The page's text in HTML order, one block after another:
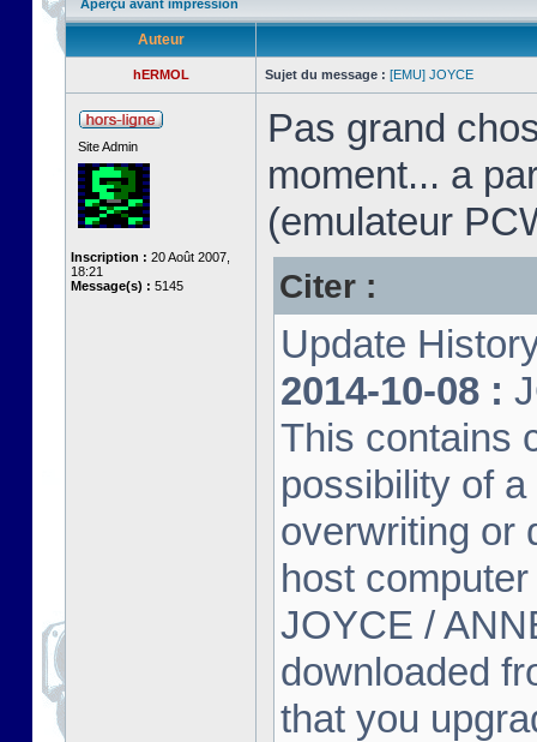
Aperçu avant impression
Auteur
hERMOL Sujet du message : [EMU] JOYCE
Site Admin
Inscription : 20 Août 2007,
18:21
Message(s) : 5145
Pas grand
moment... a
(emulateur
Citer :
Update
2014-10-08 :
This contains
possibility of
overwriting or
host
JOYCE /
downloaded
that you